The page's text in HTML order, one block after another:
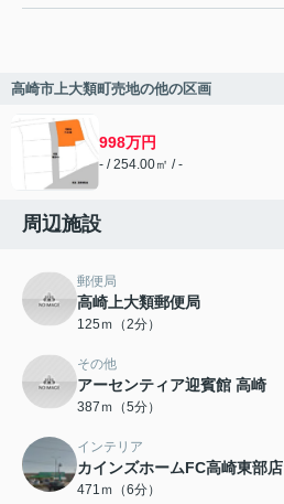
高崎市上大類町売地の他の区画
998万円
- / 254.00㎡ / -
周辺施設
郵便局
高崎上大類郵便局
125ｍ（2分）
その他
アーセンティア迎賓館 高崎
387ｍ（5分）
インテリア
カインズホームFC高崎東部店
471ｍ（6分）